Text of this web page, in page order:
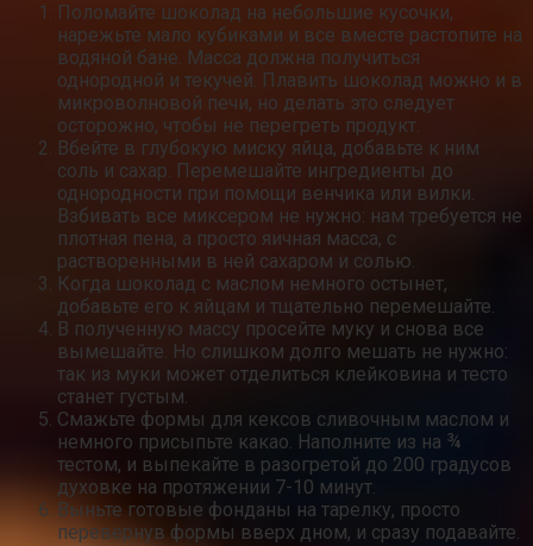
Поломайте шоколад на небольшие кусочки,
нарежьте мало кубиками и все вместе растопите на
водяной бане. Масса должна получиться
однородной и текучей. Плавить шоколад можно и в
микроволновой печи, но делать это следует
осторожно, чтобы не перегреть продукт.
Вбейте в глубокую миску яйца, добавьте к ним
соль и сахар. Перемешайте ингредиенты до
однородности при помощи венчика или вилки.
Взбивать все миксером не нужно: нам требуется не
плотная пена, а просто яичная масса, с
растворенными в ней сахаром и солью.
Когда шоколад с маслом немного остынет,
добавьте его к яйцам и тщательно перемешайте.
В полученную массу просейте муку и снова все
вымешайте. Но слишком долго мешать не нужно:
так из муки может отделиться клейковина и тесто
станет густым.
Смажьте формы для кексов сливочным маслом и
немного присыпьте какао. Наполните из на ¾
тестом, и выпекайте в разогретой до 200 градусов
духовке на протяжении 7-10 минут.
Выньте готовые фонданы на тарелку, просто
перевернув формы вверх дном, и сразу подавайте.